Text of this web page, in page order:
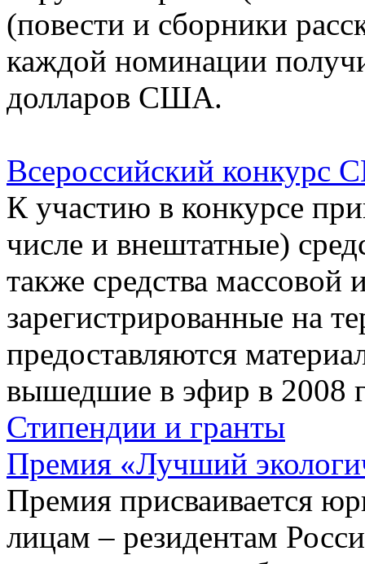
(повести и сборники
каждой номинации
долларов США.
Всероссийский конкурс
К участию в конкурсе
числе и внештатные)
также средства
зарегистрированные на
предоставляются
вышедшие в эфир в 2008
Стипендии и гранты
Премия «Лучший
Премия присваивается
лицам – резидентам